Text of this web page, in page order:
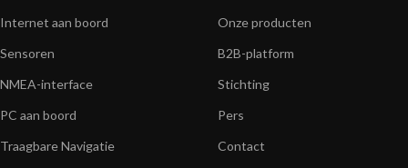
Internet aan boord
Sensoren
NMEA-interface
PC aan boord
Traagbare Navigatie
Onze producten
B2B-platform
Stichting
Pers
Contact